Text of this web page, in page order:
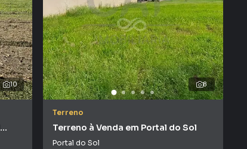
10 8
Terreno
Terreno à Venda em Portal do Sol
Portal do Sol